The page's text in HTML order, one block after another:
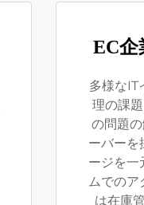
EC企
多様なIT
理の課
の問題
ーバーを
ージを一
ムでのア
は在庫